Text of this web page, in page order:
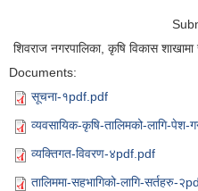
शिवराज नगरपालिका, कृषि विकास शाखामा
Documents:
सूचना-१pdf.pdf
व्यवसायिक-कृषि-तालिमको-लागि-पेश-
व्यक्तिगत-विवरण-४pdf.pdf
तालिममा-सहभागिको-लागि-सर्तहरु-